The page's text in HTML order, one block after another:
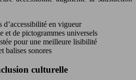
d’accessibilité en vigueur
et de pictogrammes universels
pour une meilleure lisibilité
balises sonores
culturelle